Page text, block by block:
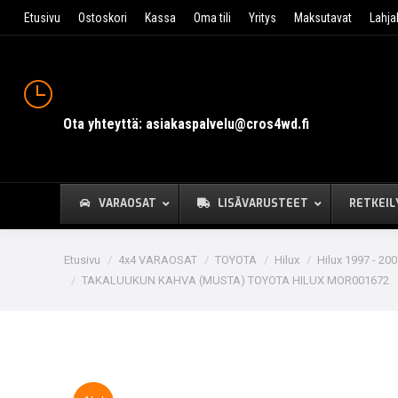
Etusivu Ostoskori Kassa Oma tili Yritys Maksutavat
Ota yhteyttä: asiakaspalvelu@cros4wd.fi
VARAOSAT LISÄVARUSTEET
You are here:
Etusivu 4x4 VARAOSAT TOYOTA Hilux
Hilux 1997 -
TAKALUUKUN KAHVA (MUSTA) TOYOTA HILUX MOR001672